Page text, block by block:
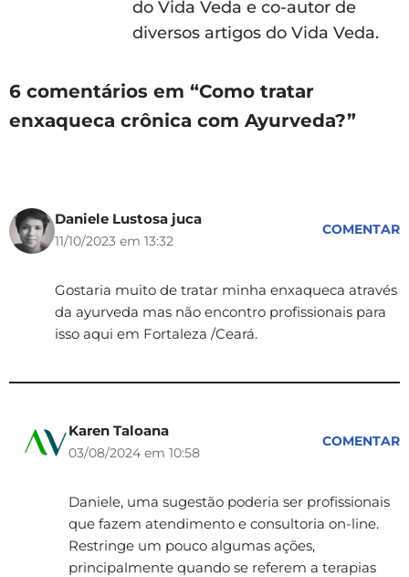
do Vida Veda e co-autor de
diversos artigos do Vida Veda.
6 comentários em “Como tratar
enxaqueca crônica com Ayurveda?”
Daniele Lustosa juca
11/10/2023 em 13:32
COMENTAR
Gostaria muito de tratar minha enxaqueca através
da ayurveda mas não encontro profissionais para
isso aqui em Fortaleza /Ceará.
Karen Taloana
03/08/2024 em 10:58
COMENTAR
Daniele, uma sugestão poderia ser profissionais
que fazem atendimento e consultoria on-line.
Restringe um pouco algumas ações,
principalmente quando se referem a terapias